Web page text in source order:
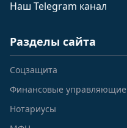
Наш Telegram канал
Разделы сайта
Соцзащита
Финансовые управляющие
Нотариусы